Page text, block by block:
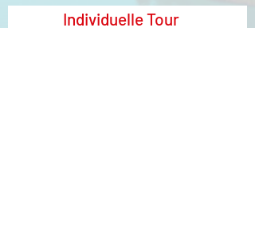
Individuelle Tour